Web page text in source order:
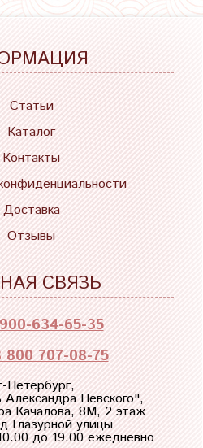
Статьи
Каталог
Контакты
Доставка
Отзывы
СВЯЗЬ
634-65-35
800 707-08-75
Петербург,
Невского",
Качалова, 8М, 2 этаж
Глазурной улицы
до 19.00 ежедневно